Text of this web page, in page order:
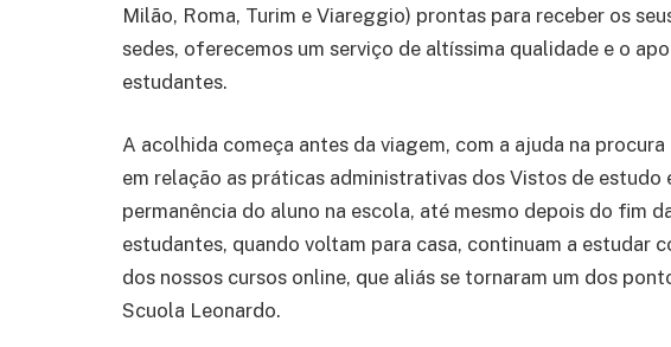
Milão, Roma, Turim e Viareggio) prontas para receber os
sedes, oferecemos um serviço de altíssima qualidade e o
estudantes.
A acolhida começa antes da viagem, com a ajuda na
em relação as práticas administrativas dos Vistos de
permanência do aluno na escola, até mesmo depois do fim
estudantes, quando voltam para casa, continuam a estudar
dos nossos cursos online, que aliás se tornaram um dos
Scuola Leonardo.